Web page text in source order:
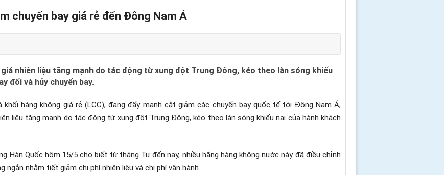
chuyến bay giá rẻ đến Đông Nam Á
nhiên liệu tăng mạnh do tác động từ xung đột Trung Đông, kéo theo làn sóng khiếu
đổi và hủy chuyến bay.
khối hàng không giá rẻ (LCC), đang đẩy mạnh cắt giảm các chuyến bay quốc tế tới Đông Nam Á,
liệu tăng mạnh do tác động từ xung đột Trung Đông, kéo theo làn sóng khiếu nại của hành khách
Hàn Quốc hôm 15/5 cho biết từ tháng Tư đến nay, nhiều hãng hàng không nước này đã điều chỉnh
nhằm tiết giảm chi phí nhiên liệu và chi phí vận hành.